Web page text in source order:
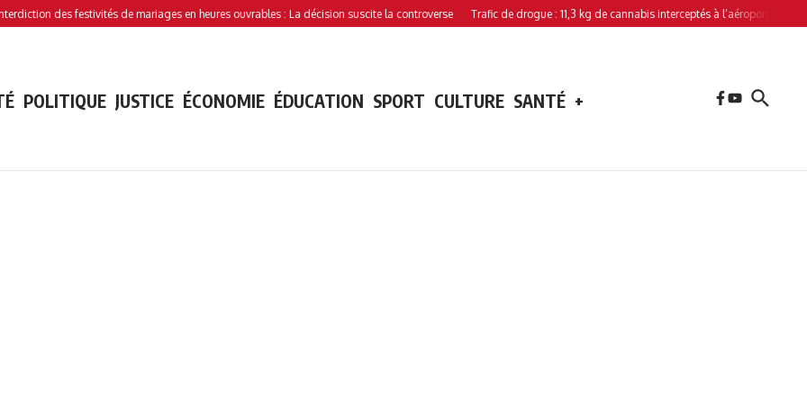
des festivités de mariages en heures ouvrables : La décision suscite la controverse Trafic de drogue : 11,3 kg de cannabis interceptés à l’aéroport de Hahaya
POLITIQUE JUSTICE ÉCONOMIE ÉDUCATION SPORT CULTURE SANTÉ +